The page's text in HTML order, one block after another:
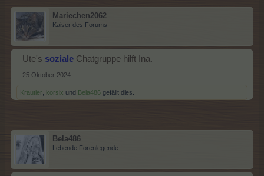
Mariechen2062
Kaiser des Forums
Ute's soziale Chatgruppe hilft Ina.
25 Oktober 2024
Krautier korsix und Bela486 gefällt dies.
Bela486
Lebende Forenlegende